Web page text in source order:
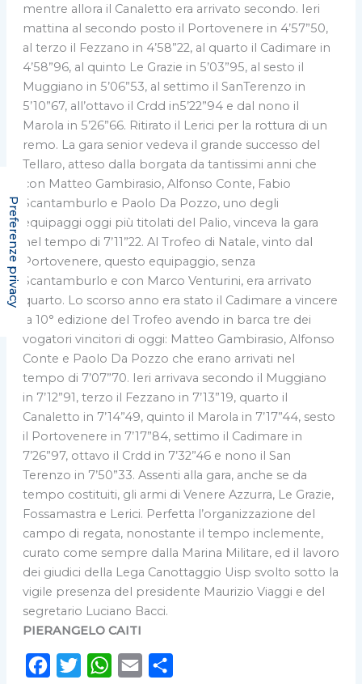
mentre allora il Canaletto era arrivato secondo. Ieri
mattina al secondo posto il Portovenere in 4’57”50,
al terzo il Fezzano in 4’58”22, al quarto il Cadimare in
4’58”96, al quinto Le Grazie in 5’03”95, al sesto il
Muggiano in 5’06”53, al settimo il SanTerenzo in
5’10”67, all’ottavo il Crdd in5’22”94 e dal nono il
Marola in 5’26”66. Ritirato il Lerici per la rottura di un
remo. La gara senior vedeva il grande successo del
Tellaro, atteso dalla borgata da tantissimi anni che
con Matteo Gambirasio, Alfonso Conte, Fabio
Scantamburlo e Paolo Da Pozzo, uno degli
equipaggi oggi più titolati del Palio, vinceva la gara
nel tempo di 7’11”22. Al Trofeo di Natale, vinto dal
Portovenere, questo equipaggio, senza
Scantamburlo e con Marco Venturini, era arrivato
quarto. Lo scorso anno era stato il Cadimare a vincere
la 10° edizione del Trofeo avendo in barca tre dei
vogatori vincitori di oggi: Matteo Gambirasio, Alfonso
Conte e Paolo Da Pozzo che erano arrivati nel
tempo di 7’07”70. Ieri arrivava secondo il Muggiano
in 7’12”91, terzo il Fezzano in 7’13”19, quarto il
Canaletto in 7’14”49, quinto il Marola in 7’17”44, sesto
il Portovenere in 7’17”84, settimo il Cadimare in
7’26”97, ottavo il Crdd in 7’32”46 e nono il San
Terenzo in 7’50”33. Assenti alla gara, anche se da
tempo costituiti, gli armi di Venere Azzurra, Le Grazie,
Fossamastra e Lerici. Perfetta l’organizzazione del
campo di regata, nonostante il tempo inclemente,
curato come sempre dalla Marina Militare, ed il lavoro
dei giudici della Lega Canottaggio Uisp svolto sotto la
vigile presenza del presidente Maurizio Viaggi e del
segretario Luciano Bacci.
PIERANGELO CAITI
W